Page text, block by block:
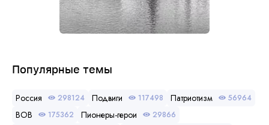
Популярные темы
Россия 298124 Подвиги 117498 Патриотизм 56964
ВОВ 175362 Пионеры-герои 29866